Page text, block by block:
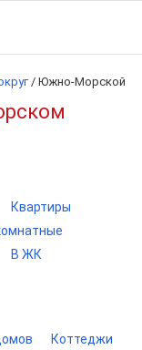
/ Южно-Морской
Квартиры
В ЖК
Коттеджи